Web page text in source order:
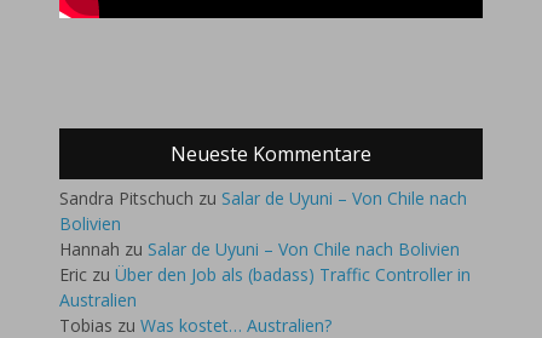
Neueste Kommentare
Sandra Pitschuch zu Salar de Uyuni – Von Chile nach
Bolivien
Hannah zu Salar de Uyuni – Von Chile nach Bolivien
Eric zu Über den Job als (badass) Traffic Controller in
Australien
Tobias zu Was kostet… Australien?